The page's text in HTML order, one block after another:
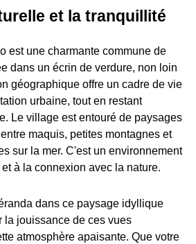
et la tranquillité
est une charmante commune de
dans un écrin de verdure, non loin
géographique offre un cadre de vie
urbaine, tout en restant
Le village est entouré de paysages
maquis, petites montagnes et
sur la mer. C'est un environnement
à la connexion avec la nature.
dans ce paysage idyllique
la jouissance de ces vues
atmosphère apaisante. Que votre